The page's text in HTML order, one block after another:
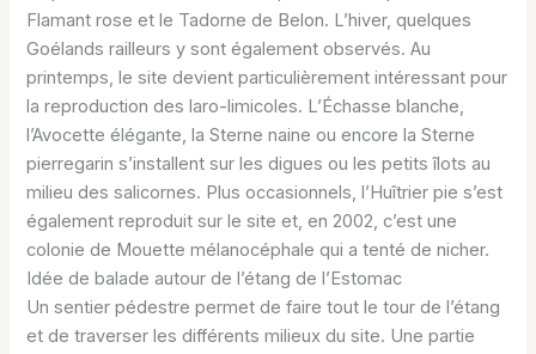
Flamant rose et le Tadorne de Belon. L’hiver, quelques
Goélands railleurs y sont également observés. Au
printemps, le site devient particulièrement intéressant pour
la reproduction des laro-limicoles. L’Échasse blanche,
l’Avocette élégante, la Sterne naine ou encore la Sterne
pierregarin s’installent sur les digues ou les petits îlots au
milieu des salicornes. Plus occasionnels, l’Huîtrier pie s’est
également reproduit sur le site et, en 2002, c’est une
colonie de Mouette mélanocéphale qui a tenté de nicher.
Idée de balade autour de l’étang de l’Estomac
Un sentier pédestre permet de faire tout le tour de l’étang
et de traverser les différents milieux du site. Une partie